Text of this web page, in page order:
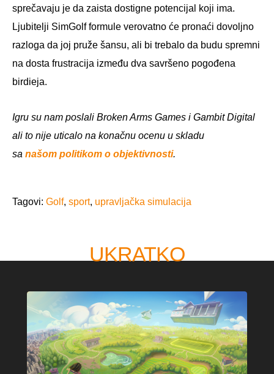
sprečavaju je da zaista dostigne potencijal koji ima.
Ljubitelji SimGolf formule verovatno će pronaći dovoljno
razloga da joj pruže šansu, ali bi trebalo da budu spremni
na dosta frustracija između dva savršeno pogođena
birdieja.
Igru su nam poslali Broken Arms Games i Gambit Digital
ali to nije uticalo na konačnu ocenu u skladu
sa našom politikom o objektivnosti.
Tagovi: Golf, sport, upravljačka simulacija
UKRATKO